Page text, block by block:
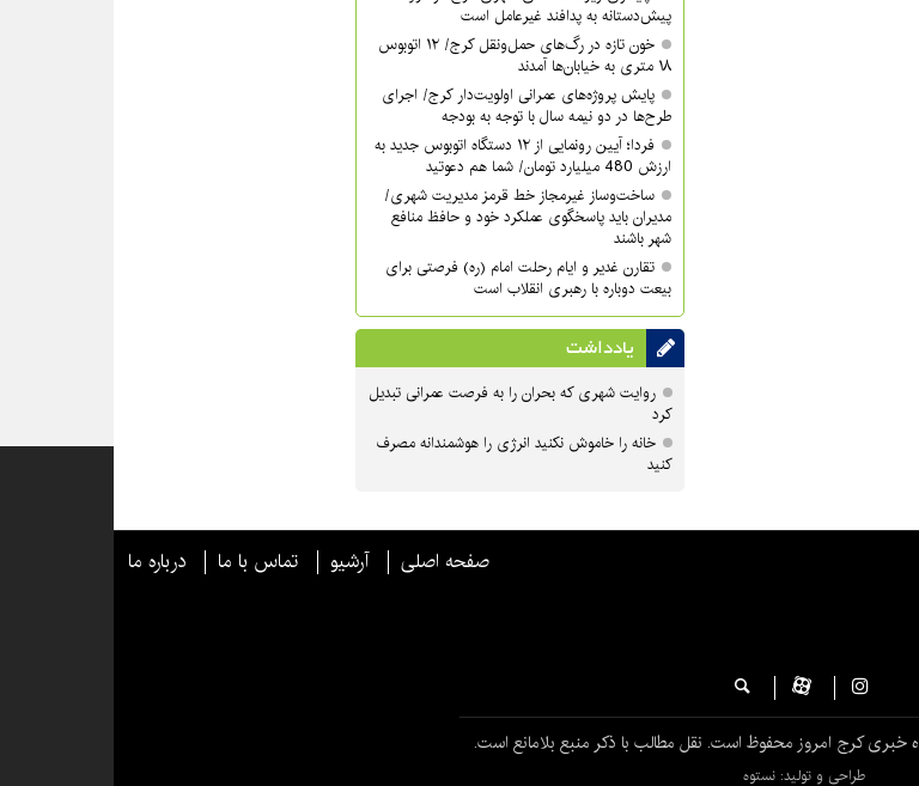
پیش‌دستانه به پدافند غیرعامل است
خون تازه در رگ‌های حمل‌ونقل کرج/ ۱۲ اتوبوس
۱۸ متری به خیابان‌ها آمدند
پایش پروژه‌های عمرانی اولویت‌دار کرج/ اجرای
طرح‌ها در دو نیمه سال با توجه به بودجه
فردا؛ آیین رونمایی از ۱۲ دستگاه اتوبوس جدید به
ارزش 480 میلیارد تومان/ شما هم دعوتید
ساخت‌وساز غیرمجاز خط قرمز مدیریت شهری‌/
مدیران باید پاسخگوی عملکرد خود و حافظ منافع
شهر باشند
تقارن غدیر و ایام رحلت امام (ره) فرصتی برای
بیعت دوباره با رهبری انقلاب است
یادداشت
روایت شهری که بحران را به فرصت عمرانی تبدیل
کرد
خانه را خاموش نکنید انرژی را هوشمندانه مصرف
کنید
صفحه اصلی آرشیو تماس با ما درباره ما
خبری کرج امروز محفوظ است. نقل مطالب با ذکر منبع بلامانع است.
طراحی و تولید: نستوه